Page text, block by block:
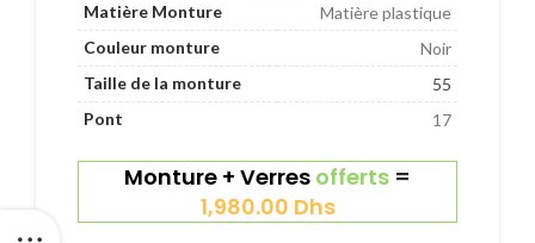
Matière Monture
Matière plastique
Couleur monture
Noir
Taille de la monture
55
Pont
17
Monture + Verres offerts =
1,980.00 Dhs